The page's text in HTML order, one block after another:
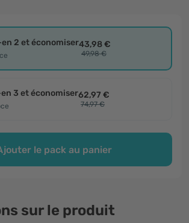
2 et économiser43,98 €
49,98 €
3 et économiser62,97 €
74,97 €
le pack au panier
sur le produit